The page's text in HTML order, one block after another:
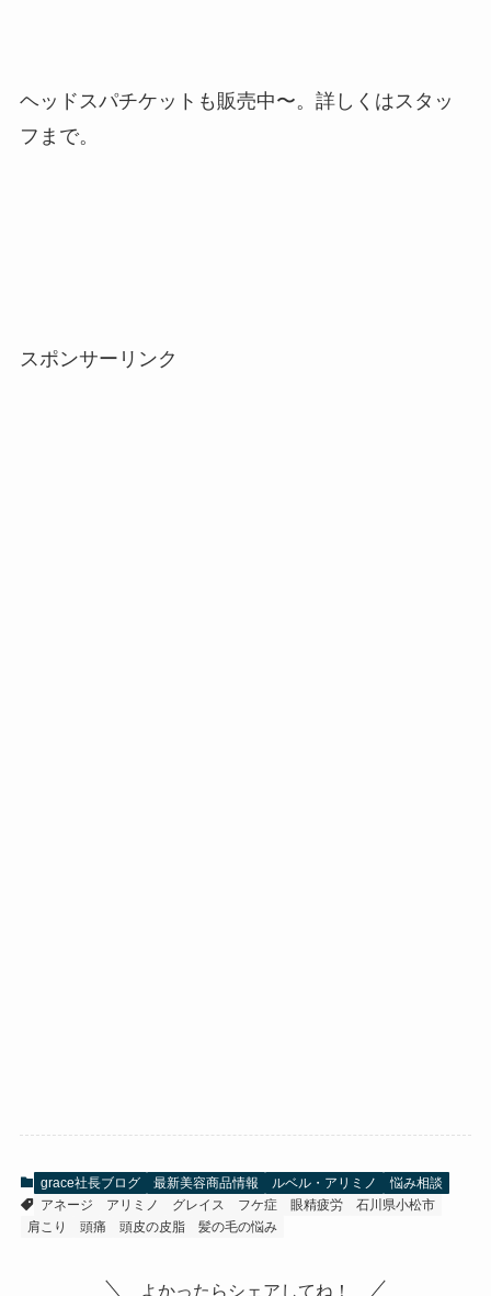
ヘッドスパチケットも販売中〜。詳しくはスタッ
フまで。
スポンサーリンク
grace社長ブログ 最新美容商品情報 ルベル・アリミノ
悩み相談
アネージ
アリミノ グレイス フケ症 眼精疲労
石川県小松市
肩こり
頭痛 頭皮の皮脂 髪の毛の悩み
よかったらシェアしてね！